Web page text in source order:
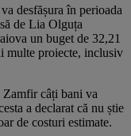
desfășura în perioada
de Lia Olguța
un buget de 32,21
multe proiecte, inclusiv
câți bani va
a declarat că nu știe
de costuri estimate.